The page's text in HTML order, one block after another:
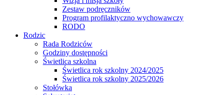
Zestaw podręczników
Program profilaktyczno wychowawczy
RODO
Rodzic
Rada Rodziców
Godziny dostępności
Świetlica szkolna
Świetlica rok szkolny 2024/2025
Świetlica rok szkolny 2025/2026
Stołówka